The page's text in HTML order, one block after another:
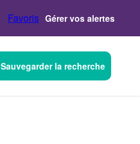
Favoris Gérer vos alertes
Sauvegarder la recherche